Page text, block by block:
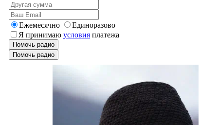
Ежемесячно
Единоразово
Я принимаю условия платежа
Помочь радио
Помочь радио